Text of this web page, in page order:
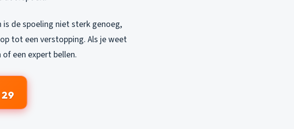
de spoeling niet sterk genoeg,
tot een verstopping. Als je weet
een expert bellen.
29